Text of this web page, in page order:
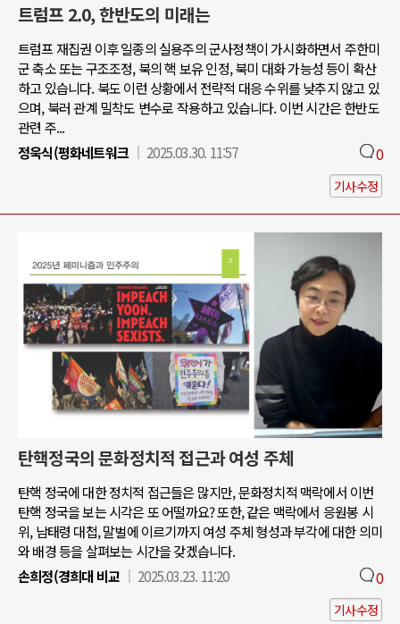
트럼프 2.0, 한반도의 미래는
트럼프 재집권 이후 일종의 실용주의 군사정책이 가시화하면서 주한미
군 축소 또는 구조조정, 북의 핵 보유 인정, 북미 대화 가능성 등이 확산
하고 있습니다. 북도 이런 상황에서 전략적 대응 수위를 낮추지 않고 있
으며, 북러 관계 밀착도 변수로 작용하고 있습니다. 이번 시간은 한반도
관련 주...
정욱식(평화네트워크
2025.03.30. 11:57 0
기사수정
탄핵정국의 문화정치적 접근과 여성 주체
탄핵 정국에 대한 정치적 접근들은 많지만, 문화정치적 맥락에서 이번
탄핵 정국을 보는 시각은 또 어떨까요? 또한, 같은 맥락에서 응원봉 시
위, 남태령 대첩, 말벌에 이르기까지 여성 주체 형성과 부각에 대한 의미
와 배경 등을 살펴보는 시간을 갖겠습니다.
손희정(경희대 비교
2025.03.23. 11:20 0
기사수정